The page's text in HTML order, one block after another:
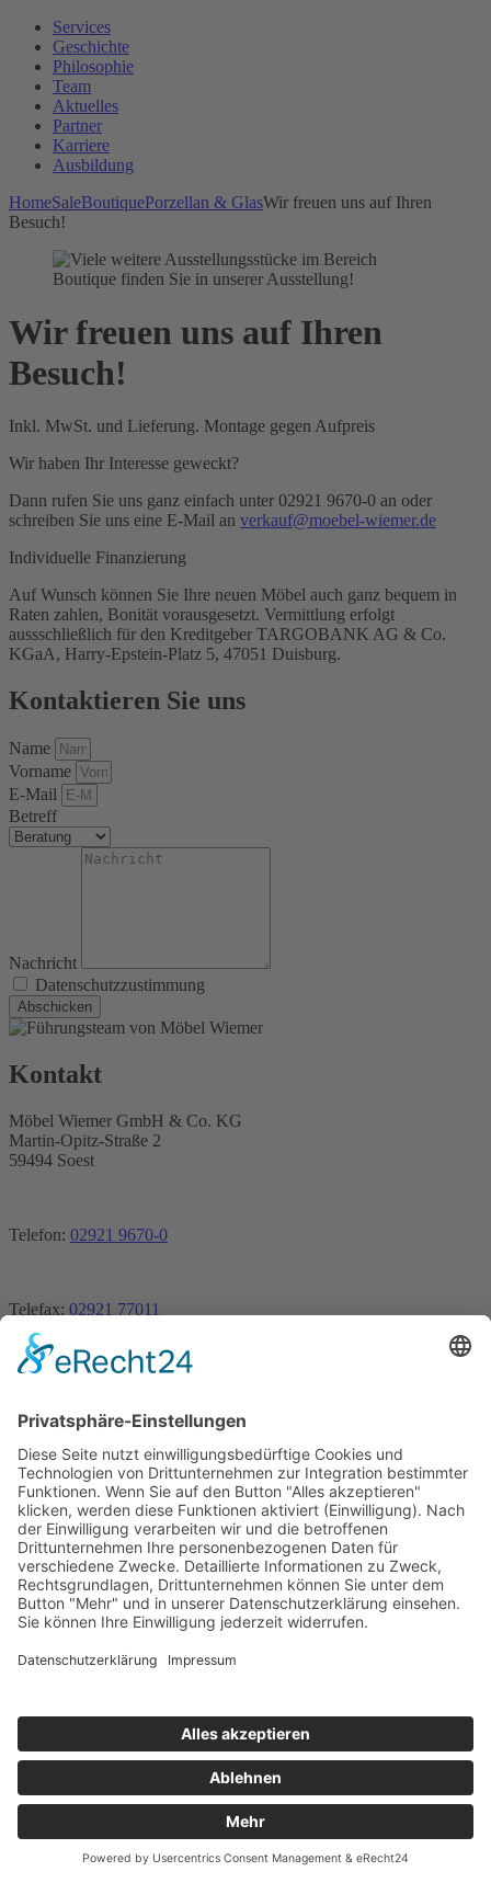
Services
Geschichte
Philosophie
Team
Aktuelles
Partner
Karriere
Ausbildung
HomeSaleBoutiquePorzellan & GlasWir freuen uns auf Ihren
Besuch!
Wir freuen uns auf Ihren
Besuch!
Inkl. MwSt. und Lieferung. Montage gegen Aufpreis
Wir haben Ihr Interesse geweckt?
Dann rufen Sie uns ganz einfach unter 02921 9670-0 an oder
schreiben Sie uns eine E-Mail an verkauf@moebel-wiemer.de
Individuelle Finanzierung
Auf Wunsch können Sie Ihre neuen Möbel auch ganz bequem in
Raten zahlen, Bonität vorausgesetzt. Vermittlung erfolgt
aussschließlich für den Kreditgeber TARGOBANK AG & Co.
KGaA, Harry-Epstein-Platz 5, 47051 Duisburg.
Kontaktieren Sie uns
Name
Vorname
E-Mail
Betreff
Nachricht
Datenschutzzustimmung
Abschicken
Kontakt
Möbel Wiemer GmbH & Co. KG
Martin-Opitz-Straße 2
59494 Soest
Telefon: 02921 9670-0
Telefax: 02921 77011
Öffnungszeiten
Montag – Freitag 10 – 19 Uhr
Samstag 9 – 18 Uhr
Das Unternehmen
Geschichte
Philosophie
Team
Services
Aktuelles
Prospekte